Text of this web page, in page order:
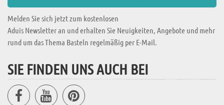
Melden Sie sich jetzt zum kostenlosen
Aduis Newsletter an und erhalten Sie Neuigkeiten, Angebote und mehr
rund um das Thema Basteln regelmäßig per E-Mail.
SIE FINDEN UNS AUCH BEI